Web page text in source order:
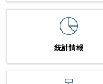
統計情報